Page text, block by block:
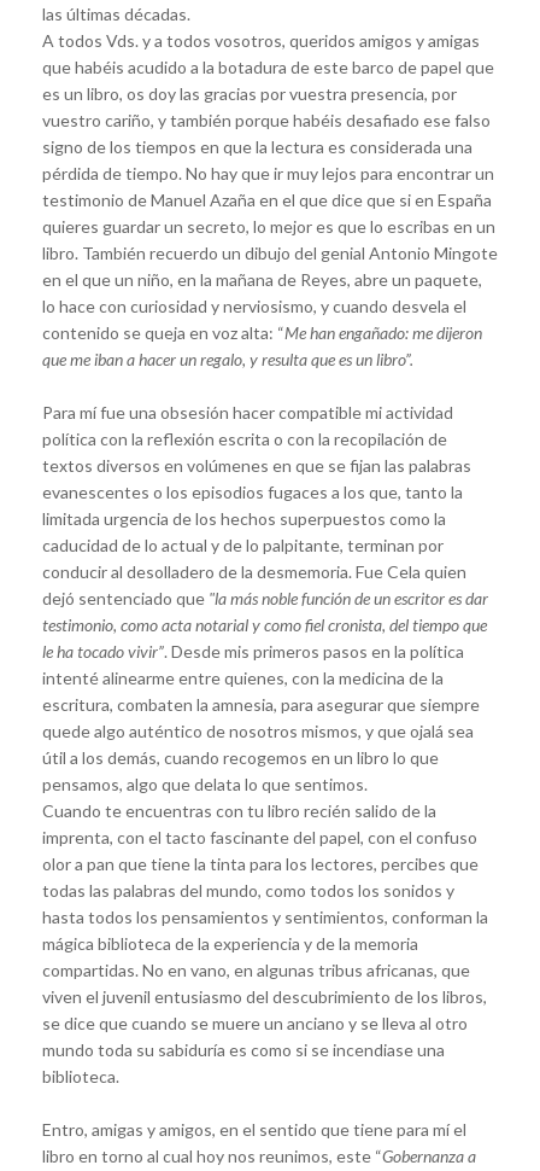
las últimas décadas.
A todos Vds. y a todos vosotros, queridos amigos y amigas
que habéis acudido a la botadura de este barco de papel que
es un libro, os doy las gracias por vuestra presencia, por
vuestro cariño, y también porque habéis desafiado ese falso
signo de los tiempos en que la lectura es considerada una
pérdida de tiempo. No hay que ir muy lejos para encontrar un
testimonio de Manuel Azaña en el que dice que si en España
quieres guardar un secreto, lo mejor es que lo escribas en un
libro. También recuerdo un dibujo del genial Antonio Mingote
en el que un niño, en la mañana de Reyes, abre un paquete,
lo hace con curiosidad y nerviosismo, y cuando desvela el
contenido se queja en voz alta: “Me han engañado: me dijeron
que me iban a hacer un regalo, y resulta que es un libro”.
Para mí fue una obsesión hacer compatible mi actividad
política con la reflexión escrita o con la recopilación de
textos diversos en volúmenes en que se fijan las palabras
evanescentes o los episodios fugaces a los que, tanto la
limitada urgencia de los hechos superpuestos como la
caducidad de lo actual y de lo palpitante, terminan por
conducir al desolladero de la desmemoria. Fue Cela quien
dejó sentenciado que "la más noble función de un escritor es dar
testimonio, como acta notarial y como fiel cronista, del tiempo que
le ha tocado vivir”. Desde mis primeros pasos en la política
intenté alinearme entre quienes, con la medicina de la
escritura, combaten la amnesia, para asegurar que siempre
quede algo auténtico de nosotros mismos, y que ojalá sea
útil a los demás, cuando recogemos en un libro lo que
pensamos, algo que delata lo que sentimos.
Cuando te encuentras con tu libro recién salido de la
imprenta, con el tacto fascinante del papel, con el confuso
olor a pan que tiene la tinta para los lectores, percibes que
todas las palabras del mundo, como todos los sonidos y
hasta todos los pensamientos y sentimientos, conforman la
mágica biblioteca de la experiencia y de la memoria
compartidas. No en vano, en algunas tribus africanas, que
viven el juvenil entusiasmo del descubrimiento de los libros,
se dice que cuando se muere un anciano y se lleva al otro
mundo toda su sabiduría es como si se incendiase una
biblioteca.
Entro, amigas y amigos, en el sentido que tiene para mí el
libro en torno al cual hoy nos reunimos, este “Gobernanza a